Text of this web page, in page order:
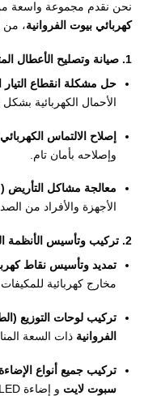
نحن نقدم مجموعة واسعة
كهربائي بيوت الفروانية، من
1. صيانة وتصليح الأعطال
حل مشكلة انقطاع التيار
الأحمال الكهربائية
إصلاح الالتماس
وإصلاحه بأمان تام.
معالجة مشاكل التأريض (Grounding):
الأجهزة والأفراد من
2. تركيب وتأسيس الأنظمة
تمديد وتأسيس نقاط
مخارج كهربائية
تركيب لوحات التوزيع
الفروانية ذات السعة
تركيب جميع أنواع
سبوت لايت و إضاءة LED موفرة للطاقة.